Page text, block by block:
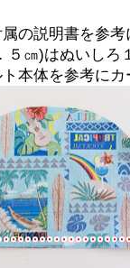
属の説明書を参
５㎝)はぬいしろ
本体を参考に